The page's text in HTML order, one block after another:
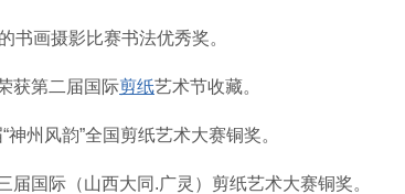
书画摄影比赛书法优秀奖。
获第二届国际剪纸艺术节收藏。
州风韵”全国剪纸艺术大赛铜奖。
国际（山西大同.广灵）剪纸艺术大赛铜奖。